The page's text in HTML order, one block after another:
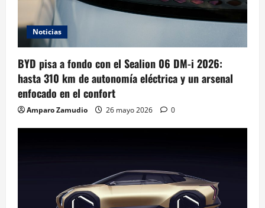
Noticias
BYD pisa a fondo con el Sealion 06 DM-i 2026:
hasta 310 km de autonomía eléctrica y un arsenal
enfocado en el confort
Amparo Zamudio 26 mayo 2026 0